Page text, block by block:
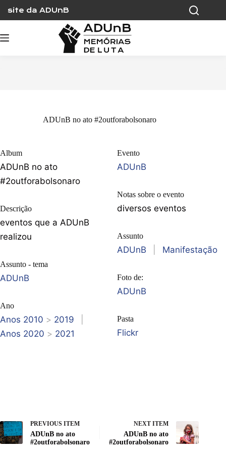
content
site da ADUnB
ADUnB no ato #2outforabolsonaro
Album
ADUnB no ato
#2outforabolsonaro
Descrição
eventos que a ADUnB
realizou
Assunto - tema
ADUnB
Ano
Anos 2010 > 2019
Anos 2020 > 2021
Evento
ADUnB
Notas sobre o evento
diversos eventos
Assunto
ADUnB Manifestação
Foto de:
ADUnB
Pasta
Flickr
PREVIOUS ITEM
ADUnB no ato
#2outforabolsonaro
NEXT ITEM
ADUnB no ato
#2outforabolsonaro